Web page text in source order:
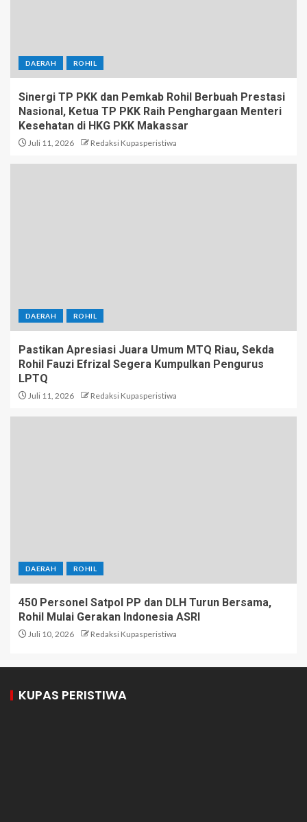
DAERAH ROHIL
Sinergi TP PKK dan Pemkab Rohil Berbuah Prestasi
Nasional, Ketua TP PKK Raih Penghargaan Menteri
Kesehatan di HKG PKK Makassar
Juli 11, 2026 Redaksi Kupasperistiwa
DAERAH ROHIL
Pastikan Apresiasi Juara Umum MTQ Riau, Sekda
Rohil Fauzi Efrizal Segera Kumpulkan Pengurus
LPTQ
Juli 11, 2026 Redaksi Kupasperistiwa
DAERAH ROHIL
450 Personel Satpol PP dan DLH Turun Bersama,
Rohil Mulai Gerakan Indonesia ASRI
Juli 10, 2026 Redaksi Kupasperistiwa
KUPAS PERISTIWA